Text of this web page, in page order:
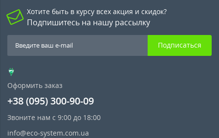
Хотите быть в курсу всех акция и скидок?
Подпишитесь на нашу рассылку
Подписаться
Оформить заказ
+38 (095) 300-90-09
Звоните нам с 9:00 до 18:00
info@eco-system.com.ua